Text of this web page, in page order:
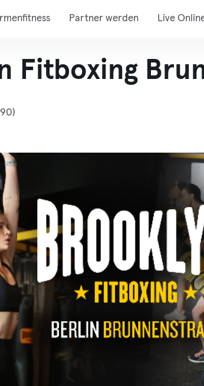
Partner werden Live
Fitboxing